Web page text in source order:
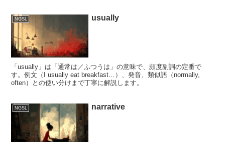
NGSL usually
「usually」は「通常は／ふつうは」の意味で、頻度副詞の定番で
す。例文（I usually eat breakfast…）、発音、類似語（normally,
often）との使い分けまで丁寧に解説します。
NGSL narrative